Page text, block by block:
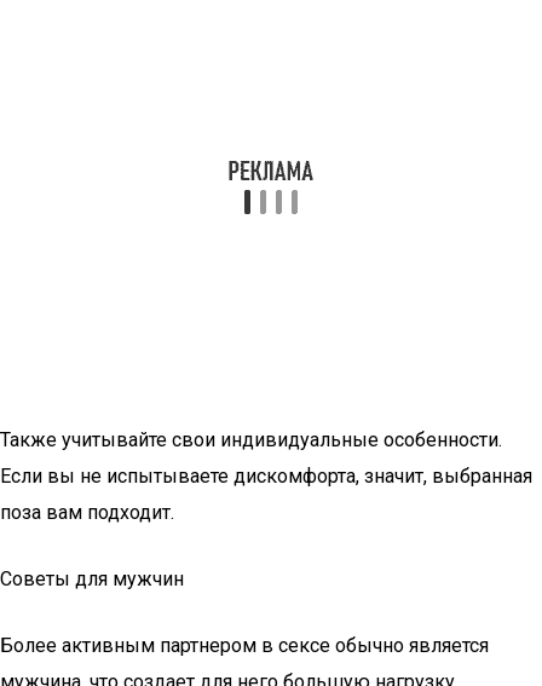
Также учитывайте свои индивидуальные особенности.
Если вы не испытываете дискомфорта, значит, выбранная
поза вам подходит.
Советы для мужчин
Более активным партнером в сексе обычно является